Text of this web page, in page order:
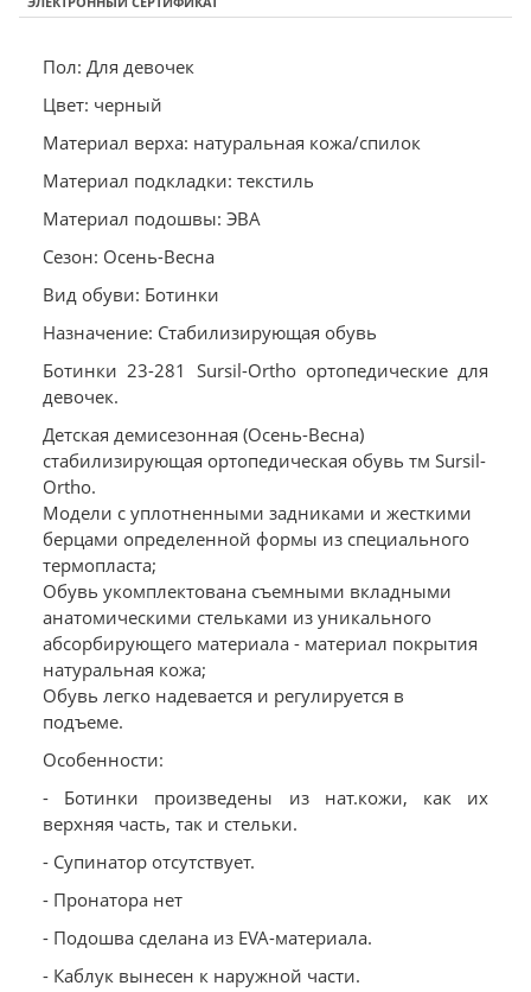
Пол: Для девочек
Цвет: черный
Материал верха: натуральная кожа/спилок
Материал подкладки: текстиль
Материал подошвы: ЭВА
Сезон: Осень-Весна
Вид обуви: Ботинки
Назначение: Стабилизирующая обувь
Ботинки 23-281 Sursil-Ortho ортопедические для
девочек.
Детская демисезонная (Осень-Весна)
стабилизирующая ортопедическая обувь тм Sursil-
Ortho.
Модели с уплотненными задниками и жесткими
берцами определенной формы из специального
термопласта;
Обувь укомплектована съемными вкладными
анатомическими стельками из уникального
абсорбирующего материала - материал покрытия
натуральная кожа;
Обувь легко надевается и регулируется в
подъеме.
Особенности:
- Ботинки произведены из нат.кожи, как их
верхняя часть, так и стельки.
- Супинатор отсутствует.
- Пронатора нет
- Подошва сделана из EVA-материала.
- Каблук вынесен к наружной части.